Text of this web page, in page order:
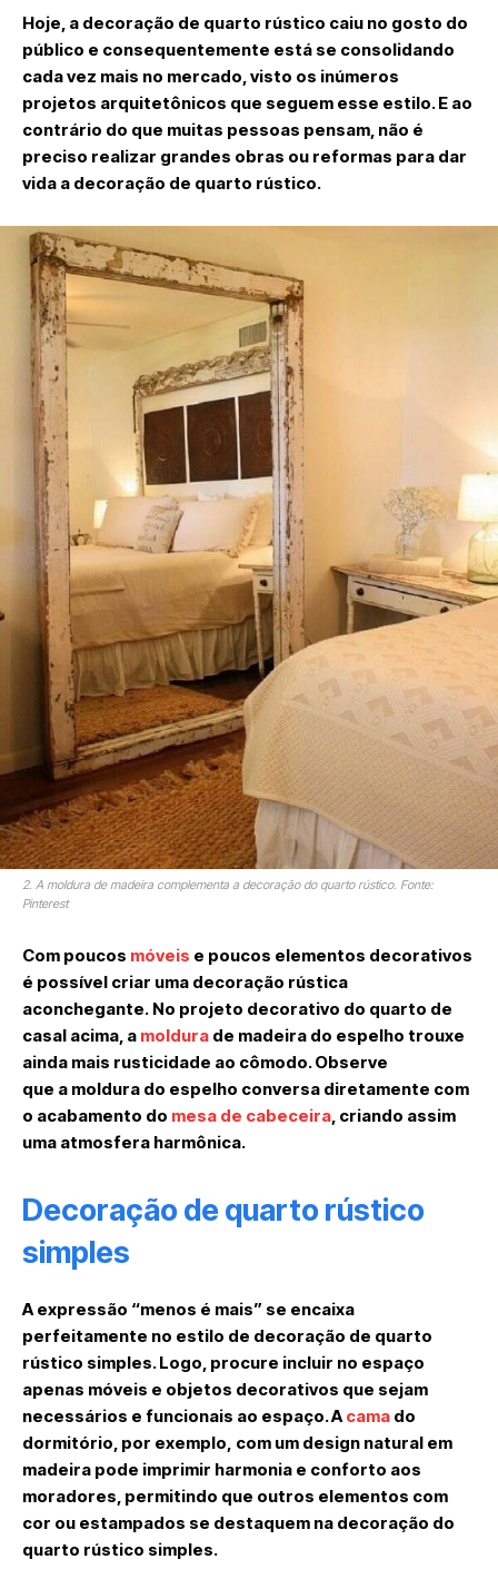
Hoje, a decoração de quarto rústico caiu no gosto do
público e consequentemente está se consolidando
cada vez mais no mercado, visto os inúmeros
projetos arquitetônicos que seguem esse estilo. E ao
contrário do que muitas pessoas pensam, não é
preciso realizar grandes obras ou reformas para dar
vida a decoração de quarto rústico.
2. A moldura de madeira complementa a decoração do quarto rústico. Fonte:
Pinterest
Com poucos móveis e poucos elementos decorativos
é possível criar uma decoração rústica
aconchegante. No projeto decorativo do quarto de
casal acima, a moldura de madeira do espelho trouxe
ainda mais rusticidade ao cômodo. Observe
que a moldura do espelho conversa diretamente com
o acabamento do mesa de cabeceira, criando assim
uma atmosfera harmônica.
Decoração de quarto rústico
simples
A expressão “menos é mais” se encaixa
perfeitamente no estilo de decoração de quarto
rústico simples. Logo, procure incluir no espaço
apenas móveis e objetos decorativos que sejam
necessários e funcionais ao espaço. Acama do
dormitório, por exemplo, com um design natural em
madeira pode imprimir harmonia e conforto aos
moradores, permitindo que outros elementos com
cor ou estampados se destaquem na decoração do
quarto rústico simples.